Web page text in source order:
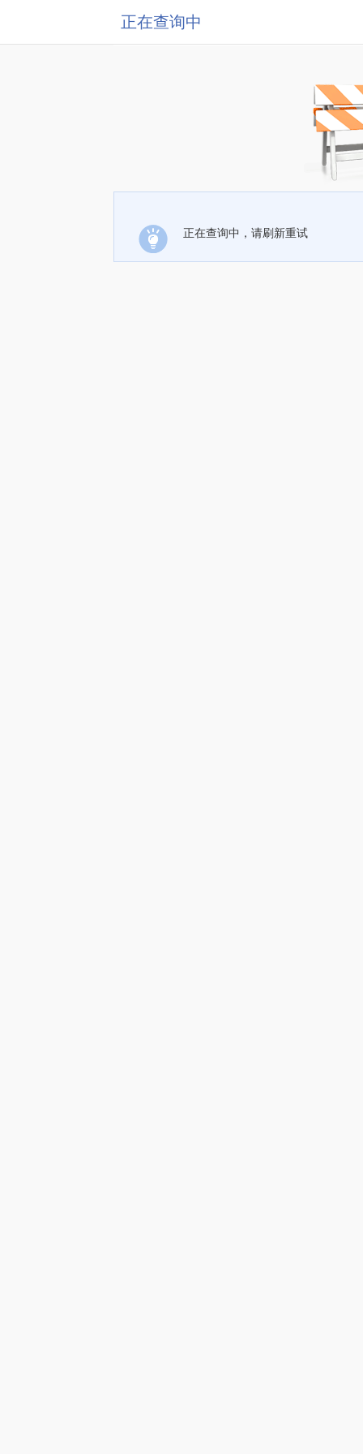
正在查询中
正在查询中，请刷新重试